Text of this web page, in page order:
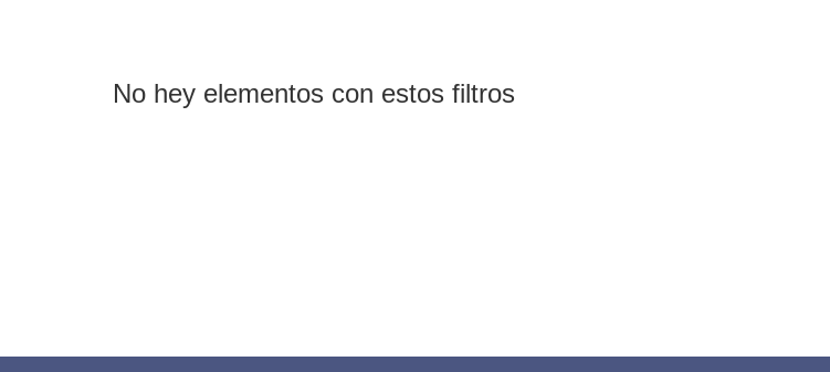
No hey elementos con estos filtros